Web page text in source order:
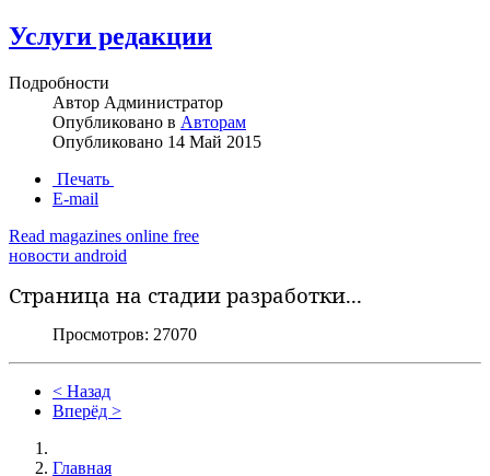
Услуги редакции
Подробности
Автор Администратор
Опубликовано в Авторам
Опубликовано 14 Май 2015
Печать
E-mail
Read magazines online free
новости android
Страница на стадии разработки...
Просмотров: 27070
< Назад
Вперёд >
Главная